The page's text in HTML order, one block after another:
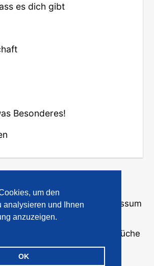
um den
analysieren und Ihnen
anzuzeigen.
OK
es dich gibt
Besonderes!
Zurück zum Anfang
·Datenschutz Impressum
· Bilder und Sprüche
und Profile